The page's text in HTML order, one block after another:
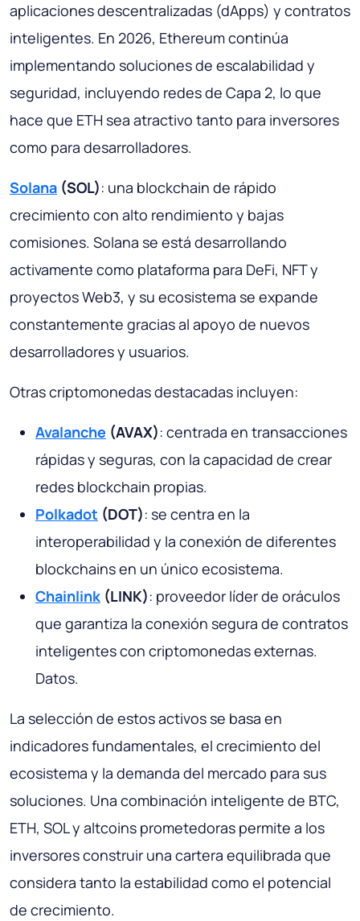
aplicaciones descentralizadas (dApps) y contratos
inteligentes. En 2026, Ethereum continúa
implementando soluciones de escalabilidad y
seguridad, incluyendo redes de Capa 2, lo que
hace que ETH sea atractivo tanto para inversores
como para desarrolladores.
Solana (SOL): una blockchain de rápido
crecimiento con alto rendimiento y bajas
comisiones. Solana se está desarrollando
activamente como plataforma para DeFi, NFT y
proyectos Web3, y su ecosistema se expande
constantemente gracias al apoyo de nuevos
desarrolladores y usuarios.
Otras criptomonedas destacadas incluyen:
Avalanche (AVAX): centrada en transacciones
rápidas y seguras, con la capacidad de crear
redes blockchain propias.
Polkadot (DOT): se centra en la
interoperabilidad y la conexión de diferentes
blockchains en un único ecosistema.
Chainlink (LINK): proveedor líder de oráculos
que garantiza la conexión segura de contratos
inteligentes con criptomonedas externas.
Datos.
La selección de estos activos se basa en
indicadores fundamentales, el crecimiento del
ecosistema y la demanda del mercado para sus
soluciones. Una combinación inteligente de BTC,
ETH, SOL y altcoins prometedoras permite a los
inversores construir una cartera equilibrada que
considera tanto la estabilidad como el potencial
de crecimiento.